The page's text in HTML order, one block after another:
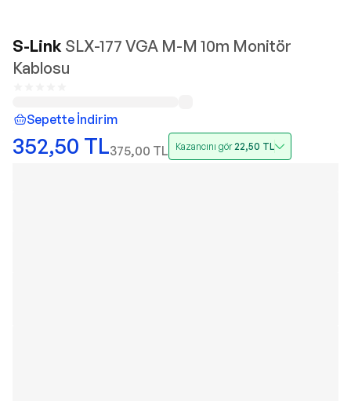
S-Link SLX-177 VGA M-M 10m Monitör
Kablosu
Sepette İndirim
352,50 TL375,00 TL Kazancını gör22,50 TL